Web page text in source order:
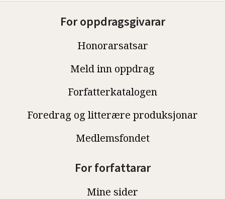
For oppdragsgivarar
Honorarsatsar
Meld inn oppdrag
Forfatterkatalogen
Foredrag og litterære produksjonar
Medlemsfondet
For forfattarar
Mine sider